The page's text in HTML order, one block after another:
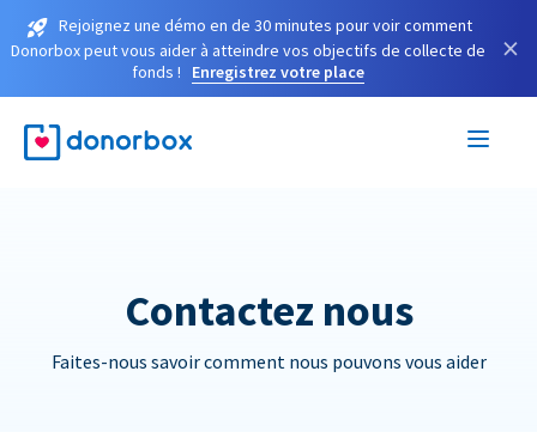
Rejoignez une démo en de 30 minutes pour voir comment
Donorbox peut vous aider à atteindre vos objectifs de collecte de
fonds !
Enregistrez votre place
×
Contactez nous
Faites-nous savoir comment nous pouvons vous aider